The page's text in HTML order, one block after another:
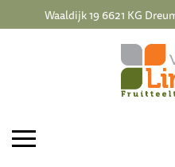
Waaldijk 19 6621 KG